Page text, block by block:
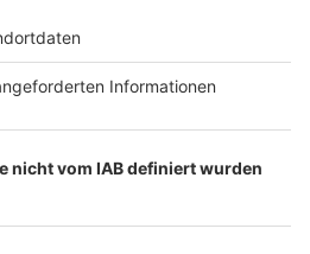
per Gesichtserkennung.
verwenden will, kann zum
betrauen. Auch Kinder
die Eltern nicht
sie es selbst